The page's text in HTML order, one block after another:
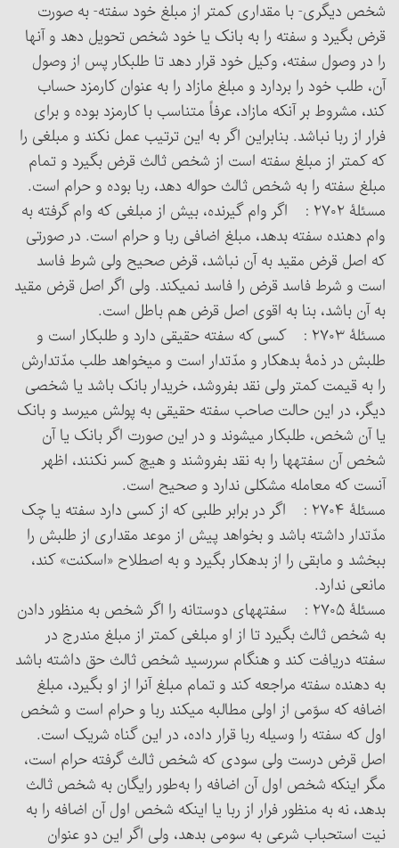
شخص دیگری- با مقداری کمتر از مبلغ خود سفته- به صورت
قرض بگیرد و سفته را به بانک یا خود شخص تحویل دهد و آنها
را در وصول سفته، وکیل خود قرار دهد تا طلبکار پس از وصول
آن، طلب خود را بردارد و مبلغ مازاد را به عنوان کارمزد حساب
کند، مشروط بر آنکه مازاد، عرفاً متناسب با کارمزد بوده و برای
فرار از ربا نباشد. بنابراین اگر به این ترتیب عمل نکند و مبلغی را
که کمتر از مبلغ سفته است از شخص ثالث قرض بگیرد و تمام
مبلغ سفته را به شخص ثالث حواله دهد، ربا بوده و حرام است.
مسئلۀ ۲۷۰۲ : اگر وام گیرنده، بیش از مبلغی که وام گرفته به
وام دهنده سفته بدهد، مبلغ اضافی ربا و حرام است. در صورتی
که اصل قرض مقید به آن نباشد، قرض صحیح ولی شرط فاسد
است و شرط فاسد قرض را فاسد نمی‏کند. ولی اگر اصل قرض مقید
به آن باشد، بنا به اقوی‏ اصل قرض هم باطل است.
مسئلۀ ۲۷۰۳ : کسی که سفته حقیقی دارد و طلبکار است و
طلبش در ذمۀ بدهکار و مدّت‎دار است و می‏خواهد طلب مدّت‎دارش
را به قیمت کمتر ولی نقد بفروشد، خریدار بانک باشد یا شخصی
دیگر، در این حالت صاحب سفته حقیقی به پولش می‏رسد و بانک
یا آن شخص، طلبکار می‏شوند و در این صورت اگر بانک یا آن
شخص آن سفته‏ها را به نقد بفروشند و هیچ کسر نکنند، اظهر
آنست که معامله مشکلی ندارد و صحیح است.
مسئلۀ ۲۷۰۴ : اگر در برابر طلبی که از کسی دارد سفته یا چک
مدّت‎دار داشته باشد و بخواهد پیش از موعد مقداری از طلبش را
ببخشد و مابقی را از بدهکار بگیرد و به اصطلاح «اسکنت» کند،
مانعی ندارد.
مسئلۀ ۲۷۰۵ : سفته‏های دوستانه را اگر شخص به منظور دادن
به شخص ثالث بگیرد تا از او مبلغی کمتر از مبلغ مندرج در
سفته دریافت کند و هنگام سررسید شخص ثالث حق داشته باشد
به دهنده سفته مراجعه کند و تمام مبلغ آن‎را از او بگیرد، مبلغ
اضافه که سوّمی از اولی مطالبه می‏کند ربا و حرام است و شخص
اول که سفته را وسیله ربا قرار داده، در این گناه شریک است.
اصل قرض درست ولی سودی که شخص ثالث گرفته حرام است،
مگر اینکه شخص اول آن اضافه را به‌طور رایگان به شخص ثالث
بدهد، نه به منظور فرار از ربا یا اینکه شخص اول آن اضافه را به
نیت استحباب شرعی به سومی بدهد، ولی اگر این دو عنوان